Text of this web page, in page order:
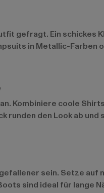
gefragt. Ein
in Metallic-Farben
Kombiniere coole
den Look ab
sein. Setze
sind ideal für lange